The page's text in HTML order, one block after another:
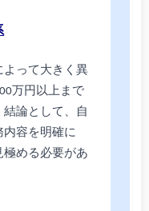
よって大きく異
万円以上まで
論として、自
容を明確に
極める必要があ